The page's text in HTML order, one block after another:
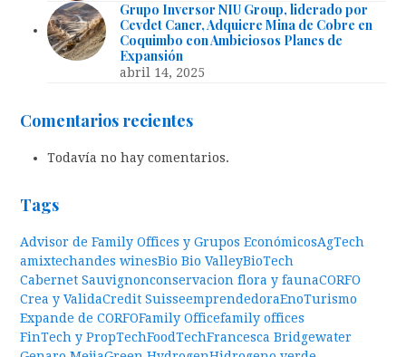
Grupo Inversor NIU Group, liderado por
Cevdet Caner, Adquiere Mina de Cobre en
Coquimbo con Ambiciosos Planes de
Expansión
abril 14, 2025
Comentarios recientes
Todavía no hay comentarios.
Tags
Advisor de Family Offices y Grupos EconómicosAgTech
amixtechandes winesBio Bio ValleyBioTech
Cabernet Sauvignonconservacion flora y faunaCORFO
Crea y ValidaCredit SuisseemprendedoraEnoTurismo
Expande de CORFOFamily Officefamily offices
FinTech y PropTechFoodTechFrancesca Bridgewater